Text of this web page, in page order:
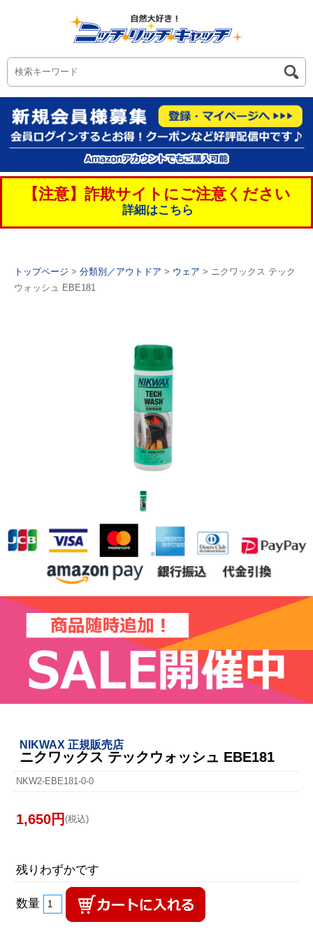
【注意】詐欺サイトにご注意ください
詳細はこちら
トップページ > 分類別／アウトドア > ウェア > ニクワックス テック
ウォッシュ EBE181
NIKWAX 正規販売店
ニクワックス テックウォッシュ EBE181
NKW2-EBE181-0-0
1,650円 (税込)
残りわずかです
数量